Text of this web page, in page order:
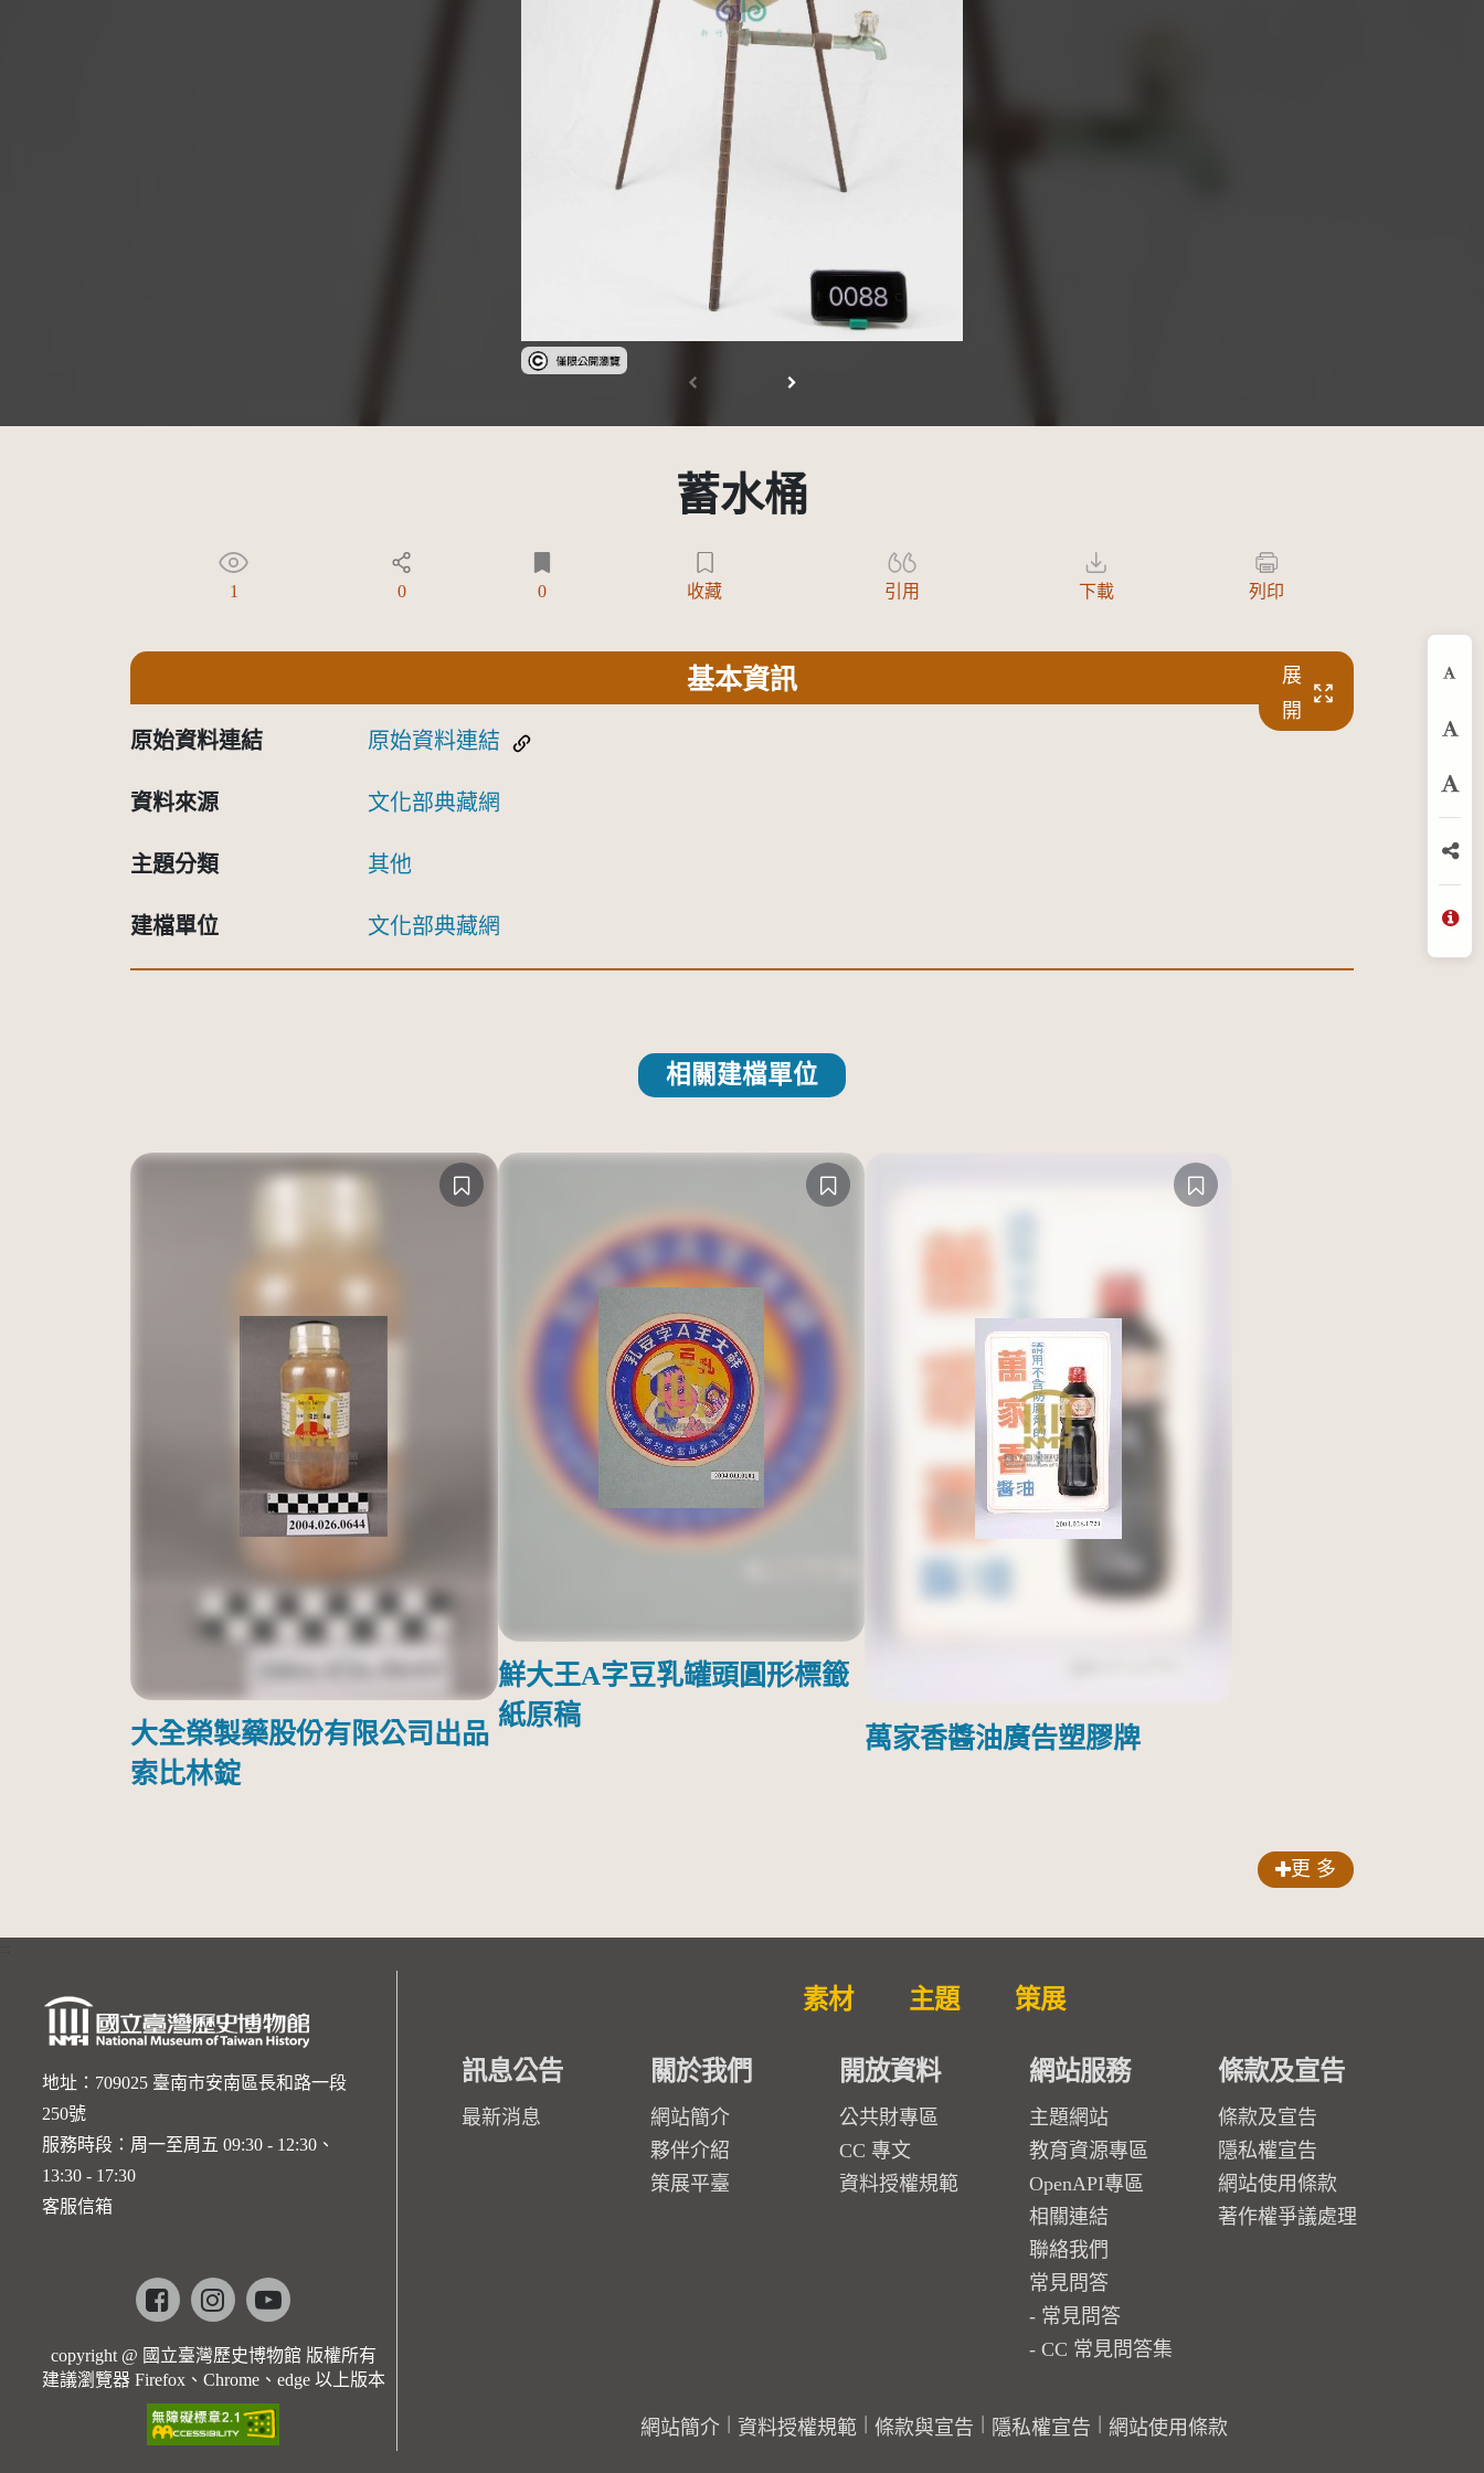
受著作權法保護-僅限於本平台有限度公開瀏覽
蓄水桶
1 0 0 收藏 引用 下載 列印
基本資訊
展
開
原始資料連結 原始資料連結
資料來源 文化部典藏網
主題分類 其他
建檔單位 文化部典藏網
相關建檔單位
大全榮製藥股份有限公司出品
索比林錠
鮮大王A字豆乳罐頭圓形標籤
紙原稿
萬家香醬油廣告塑膠牌
更 多
放
分
地址：709025 臺南市安南區長和路一段
250號
服務時段：周一至周五 09:30 - 12:30、
13:30 - 17:30
客服信箱
Facebookinstagramyoutube
copyright @ 國立臺灣歷史博物館 版權所有
建議瀏覽器 Firefox、Chrome、edge 以上版本
素材 主題 策展
訊息公告
最新消息
關於我們
網站簡介
夥伴介紹
策展平臺
開放資料
公共財專區
CC 專文
資料授權規範
網站服務
主題網站
教育資源專區
OpenAPI專區
相關連結
聯絡我們
常見問答
常見問答
CC 常見問答集
條款及宣告
條款及宣告
隱私權宣告
網站使用條款
著作權爭議處理
網站簡介 資料授權規範 條款與宣告 隱私權宣告 網站使用條款